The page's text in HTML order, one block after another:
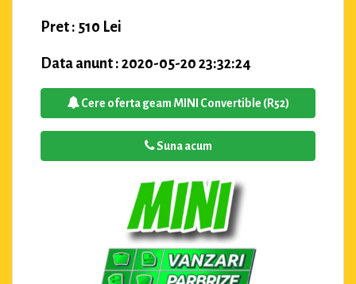
Pret : 510 Lei
Data anunt : 2020-05-20 23:32:24
Cere oferta geam MINI Convertible (R52)
Suna acum